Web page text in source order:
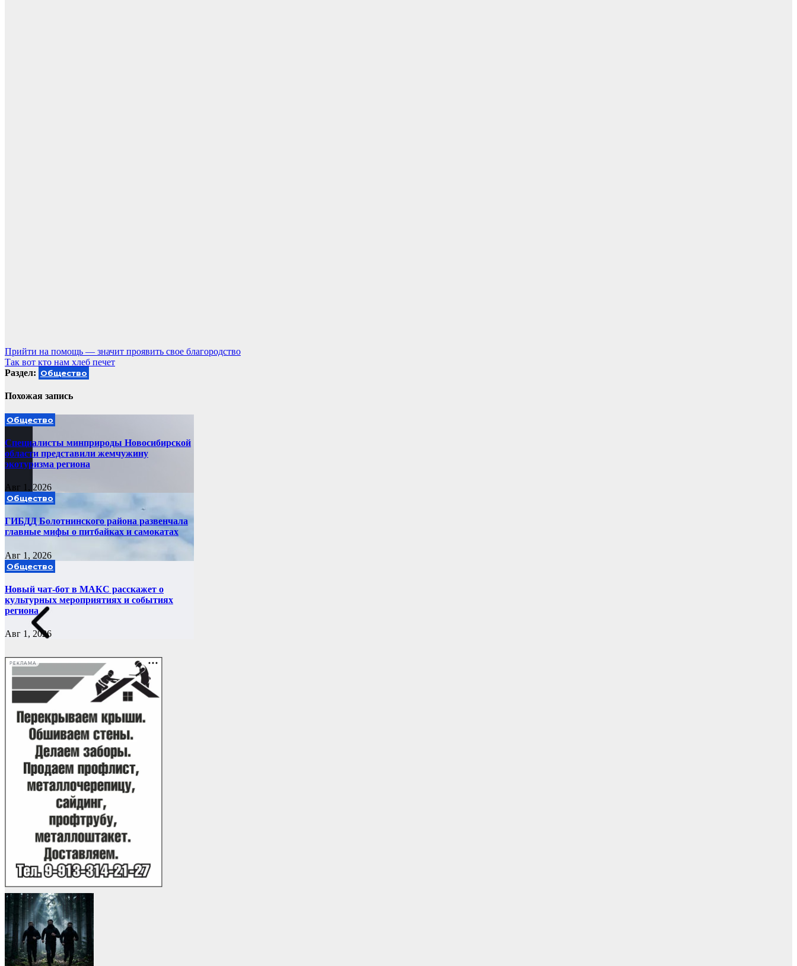
Навигация
по
Прийти на помощь — значит проявить свое благородство
Так вот кто нам хлеб печет
Раздел: Общество
Похожая запись
Общество
Специалисты минприроды Новосибирской
области представили жемчужину
экотуризма региона
Авг 1, 2026
Общество
ГИБДД Болотнинского района развенчала
главные мифы о питбайках и самокатах
Авг 1, 2026
Общество
Новый чат-бот в МАКС расскажет о
культурных мероприятиях и событиях
региона
Авг 1, 2026
РЕКЛАМА